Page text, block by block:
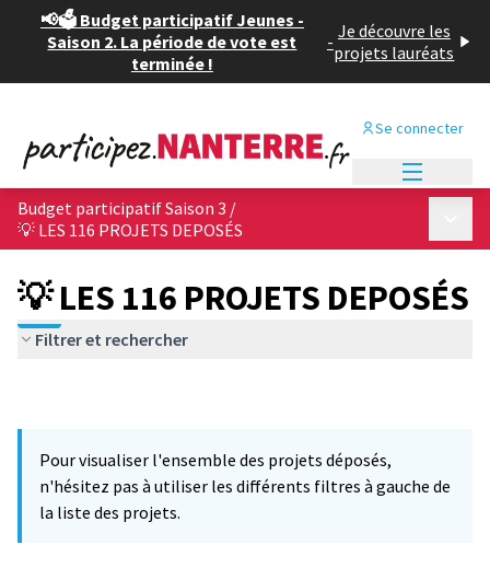
📢🗳️ Budget participatif Jeunes -
Saison 2. La période de vote est
terminée !
- Je découvre les
projets lauréats
Se connecter
Budget participatif Saison 3 /
💡 LES 116 PROJETS DEPOSÉS
💡 LES 116 PROJETS DEPOSÉS
Filtrer et rechercher
Pour visualiser l'ensemble des projets déposés,
n'hésitez pas à utiliser les différents filtres à gauche de
la liste des projets.